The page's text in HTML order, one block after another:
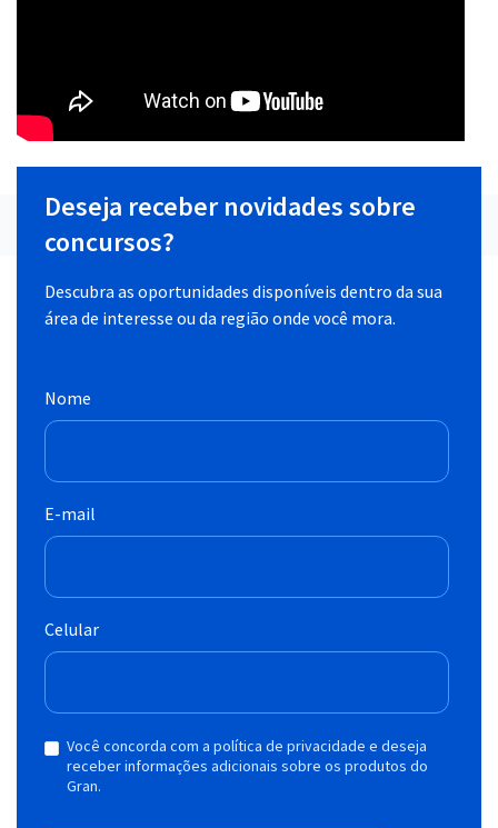
Deseja receber novidades sobre
concursos?
Descubra as oportunidades disponíveis dentro da sua
área de interesse ou da região onde você mora.
Nome
E-mail
Celular
Você concorda com a política de privacidade e deseja
receber informações adicionais sobre os produtos do
Gran.